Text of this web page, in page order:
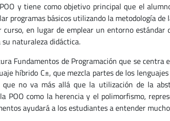
y tiene como objetivo principal que el
programas básicos utilizando la metodología de
en lugar de emplear un entorno estándar
su naturaleza didáctica.
Fundamentos de Programación que se centra
híbrido C±, que mezcla partes de los
no va más allá que la utilización de la
POO como la herencia y el polimorfismo,
ayudará a los estudiantes a entender